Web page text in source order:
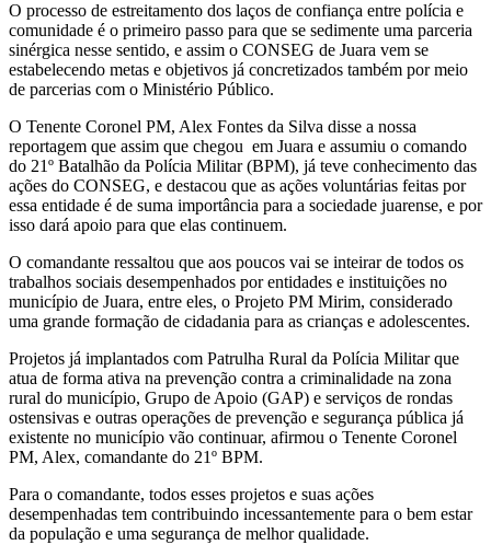
O processo de estreitamento dos laços de confiança entre polícia e
comunidade é o primeiro passo para que se sedimente uma parceria
sinérgica nesse sentido, e assim o CONSEG de Juara vem se
estabelecendo metas e objetivos já concretizados também por meio
de parcerias com o Ministério Público.
O Tenente Coronel PM, Alex Fontes da Silva disse a nossa
reportagem que assim que chegou em Juara e assumiu o comando
do 21º Batalhão da Polícia Militar (BPM), já teve conhecimento das
ações do CONSEG, e destacou que as ações voluntárias feitas por
essa entidade é de suma importância para a sociedade juarense, e por
isso dará apoio para que elas continuem.
O comandante ressaltou que aos poucos vai se inteirar de todos os
trabalhos sociais desempenhados por entidades e instituições no
município de Juara, entre eles, o Projeto PM Mirim, considerado
uma grande formação de cidadania para as crianças e adolescentes.
Projetos já implantados com Patrulha Rural da Polícia Militar que
atua de forma ativa na prevenção contra a criminalidade na zona
rural do município, Grupo de Apoio (GAP) e serviços de rondas
ostensivas e outras operações de prevenção e segurança pública já
existente no município vão continuar, afirmou o Tenente Coronel
PM, Alex, comandante do 21º BPM.
Para o comandante, todos esses projetos e suas ações
desempenhadas tem contribuindo incessantemente para o bem estar
da população e uma segurança de melhor qualidade.